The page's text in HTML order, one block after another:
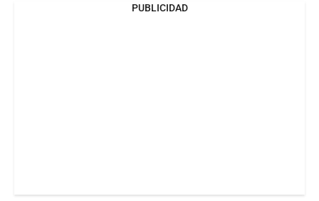
PUBLICIDAD